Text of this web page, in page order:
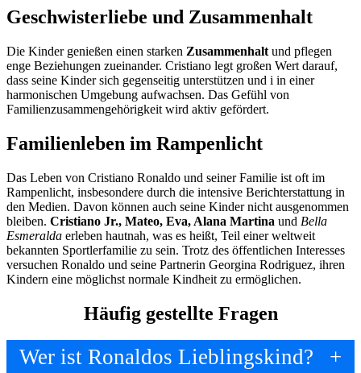
Geschwisterliebe und Zusammenhalt
Die Kinder genießen einen starken Zusammenhalt und pflegen
enge Beziehungen zueinander. Cristiano legt großen Wert darauf,
dass seine Kinder sich gegenseitig unterstützen und i in einer
harmonischen Umgebung aufwachsen. Das Gefühl von
Familienzusammengehörigkeit wird aktiv gefördert.
Familienleben im Rampenlicht
Das Leben von Cristiano Ronaldo und seiner Familie ist oft im
Rampenlicht, insbesondere durch die intensive Berichterstattung in
den Medien. Davon können auch seine Kinder nicht ausgenommen
bleiben. Cristiano Jr., Mateo, Eva, Alana Martina und Bella
Esmeralda erleben hautnah, was es heißt, Teil einer weltweit
bekannten Sportlerfamilie zu sein. Trotz des öffentlichen Interesses
versuchen Ronaldo und seine Partnerin Georgina Rodriguez, ihren
Kindern eine möglichst normale Kindheit zu ermöglichen.
Häufig gestellte Fragen
Wer ist Ronaldos Lieblingskind?